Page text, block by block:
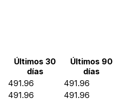
Últimos 30
días
Últimos 90
días
491.96
491.96
491.96
491.96